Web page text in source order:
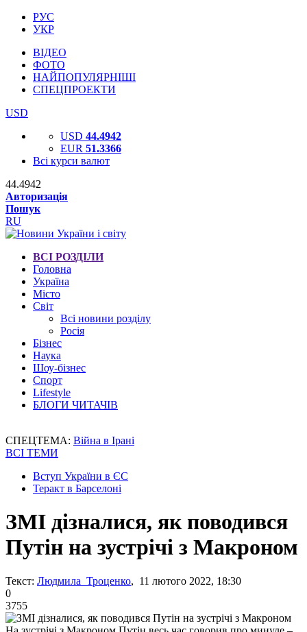
РУС
УКР
ВІДЕО
ФОТО
НАЙПОПУЛЯРНІШІ
СПЕЦПРОЕКТИ
USD
USD 44.4942
EUR 51.3366
Всі курси валют
44.4942
Авторизація
Пошук
RU
ВСІ РОЗДІЛИ
Головна
Україна
Місто
Світ
Всі новини розділу
Росія
Бізнес
Наука
Шоу-бізнес
Спорт
Lifestyle
БЛОГИ ЧИТАЧІВ
СПЕЦТЕМА: Війна в Ірані
ВСІ ТЕМИ
Вступ України в ЄС
Теракт в Барселоні
ЗМІ дізналися, як поводився
Путін на зустрічі з Макроном
Текст: Людмила Троценко, 11 лютого 2022, 18:30
0
3755